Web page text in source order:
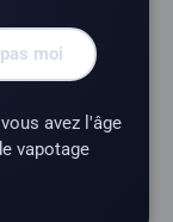
moi
avez l'âge
vapotage